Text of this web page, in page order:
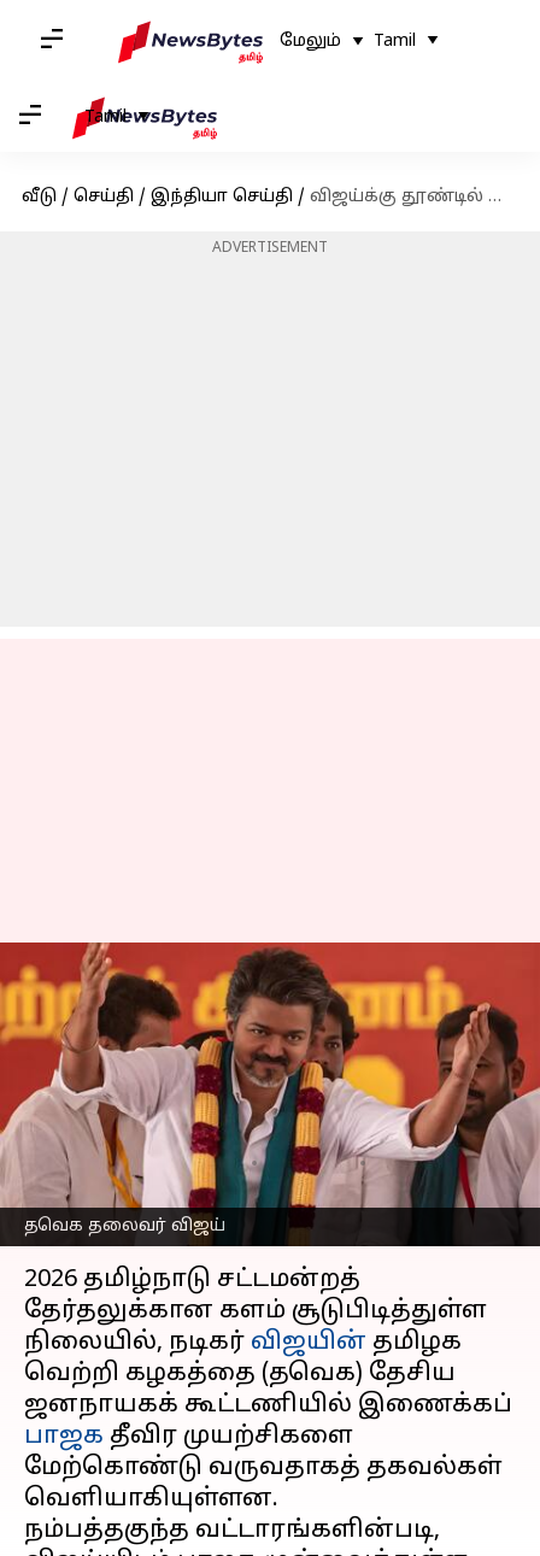
மேலும் Tamil
Tamil
வீடு / செய்தி / இந்தியா செய்தி / விஜய்க்கு தூண்டில் போடும் பாஜக? 80 தொகுதிகள் மற்றும் 'துணை முதல்வர்' ஆஃபர் என தகவல்
ADVERTISEMENT
தவெக தலைவர் விஜய்
விஜய்க்கு தூண்டில்
போடும் பாஜக? 80
தொகுதிகள் மற்றும்
'துணை முதல்வர்' ஆஃபர்
என தகவல்
எழுதியவர் Sekar Chinnappan Mar 15, 2026 02:44 pm
செய்தி முன்னோட்டம்
2026 தமிழ்நாடு சட்டமன்றத்
தேர்தலுக்கான களம் சூடுபிடித்துள்ள
நிலையில், நடிகர் விஜயின் தமிழக
வெற்றி கழகத்தை (தவெக) தேசிய
ஜனநாயகக் கூட்டணியில் இணைக்கப்
பாஜக தீவிர முயற்சிகளை
மேற்கொண்டு வருவதாகத் தகவல்கள்
வெளியாகியுள்ளன.
நம்பத்தகுந்த வட்டாரங்களின்படி,